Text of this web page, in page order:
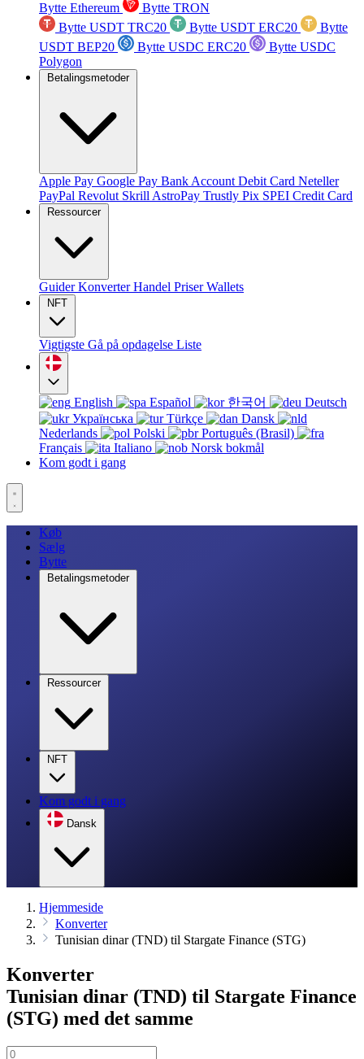
Bytte Ethereum
Bytte TRON
Bytte USDT TRC20
Bytte USDT ERC20
Bytte
USDT BEP20
Bytte USDC ERC20
Bytte USDC
Polygon
Betalingsmetoder
Apple Pay Google Pay Bank Account Debit Card Neteller
PayPal Revolut Skrill AstroPay Trustly Pix SPEI Credit Card
Ressourcer
GuiderKonverterHandel PriserWallets
NFT
Vigtigste Gå på opdagelse Liste
English Español 한국어
Deutsch
Українська
Türkçe
Dansk
Nederlands
Polski
Português (Brasil)
Français
Italiano
Norsk bokmål
Kom godt i gang
Køb
Sælg
Bytte
Betalingsmetoder
Ressourcer
NFT
Kom godt i gang
Dansk
Hjemmeside
Konverter
Tunisian dinar (TND) til Stargate Finance (STG)
Konverter
Tunisian dinar (TND) til Stargate Finance
(STG) med det samme